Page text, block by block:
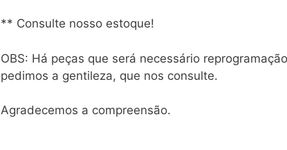
** Consulte nosso estoque!
OBS: Há peças que será necessário
pedimos a gentileza, que nos consulte.
Agradecemos a compreensão.